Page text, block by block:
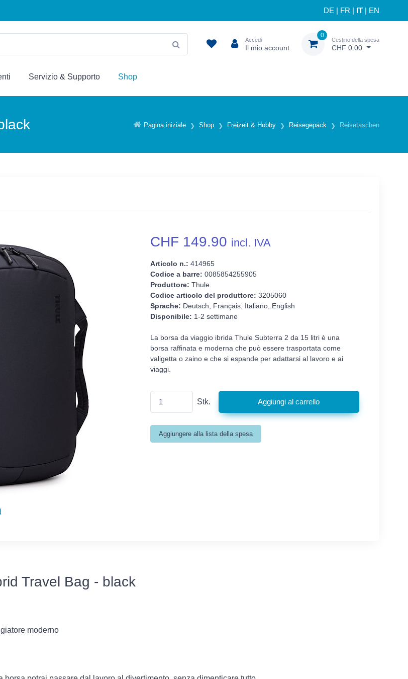
DE FR IT EN
Accedi
Il mio account
0
Cestino della spesa
CHF 0.00
Servizio & Supporto Shop
Pagina iniziale Shop Freizeit & Hobby Reisegepäck Reisetaschen
CHF 149.90 incl. IVA
Articolo n.: 414965
Codice a barre: 0085854255905
Produttore: Thule
Codice articolo del produttore: 3205060
Sprache: Deutsch, Français, Italiano, English
Disponibile: 1-2 settimane
La borsa da viaggio ibrida Thule Subterra 2 da 15 litri è una
borsa raffinata e moderna che può essere trasportata come
valigetta o zaino e che si espande per adattarsi al lavoro e ai
viaggi.
Stk.
Travel Bag - black
moderno